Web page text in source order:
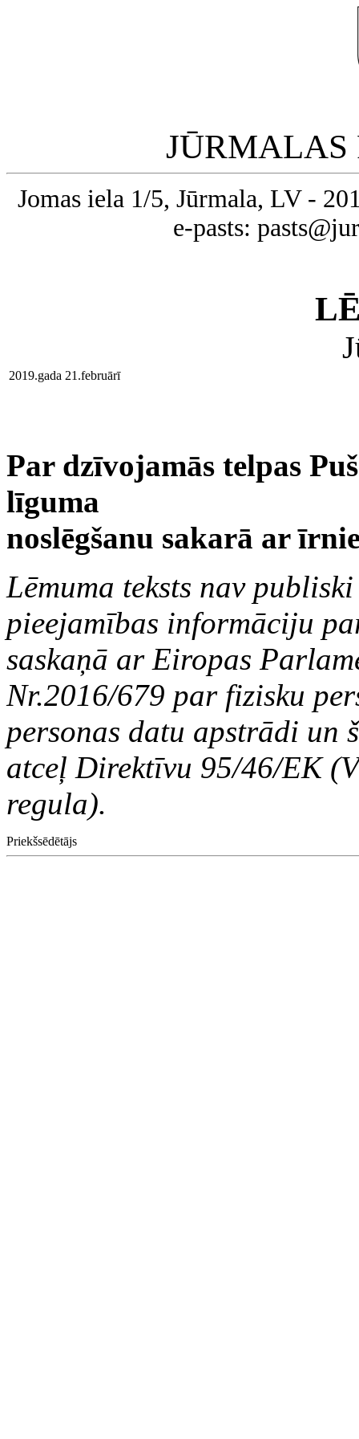
JŪRMALAS
Jomas iela 1/5, Jūrmala, LV -
e-pasts:
2019.gada 21.februārī
Par dzīvojamās telpas
līguma
noslēgšanu sakarā ar
Lēmuma teksts nav
pieejamības informāciju
saskaņā ar Eiropas
Nr.2016/679 par fizisku
personas datu apstrādi
atceļ Direktīvu 95/46/EK
regula).
Priekšsēdētājs